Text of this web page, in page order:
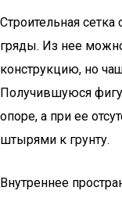
Строительная
гряды. Из нее
конструкцию, но
Получившуюся
опоре, а при ее
штырями к грунту.
Внутреннее